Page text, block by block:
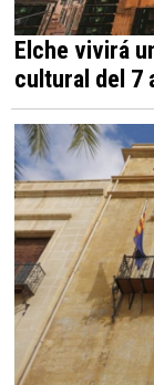
Elche vivirá
cultural del 7